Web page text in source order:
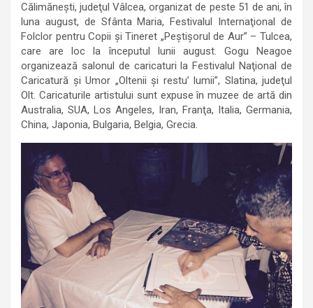
Călimăneşti, judeţul Vâlcea, organizat de peste 51 de ani, în
luna august, de Sfânta Maria, Festivalul Internaţional de
Folclor pentru Copii şi Tineret „Peştişorul de Aur” – Tulcea,
care are loc la începutul lunii august. Gogu Neagoe
organizează salonul de caricaturi la Festivalul Naţional de
Caricatură şi Umor „Oltenii şi restu’ lumii”, Slatina, judeţul
Olt. Caricaturile artistului sunt expuse în muzee de artă din
Australia, SUA, Los Angeles, Iran, Franţa, Italia, Germania,
China, Japonia, Bulgaria, Belgia, Grecia.